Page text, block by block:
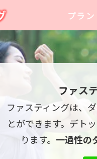
プラ
ファス
ファスティングは、
とができます。デト
ります。 一過性の